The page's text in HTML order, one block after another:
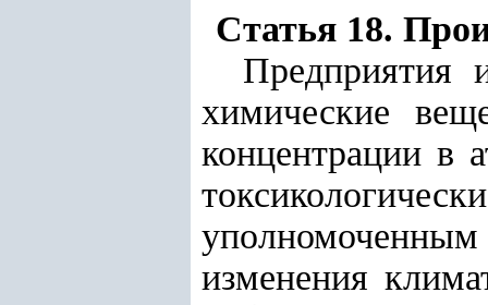
Статья 18.
Предприятия
химические
концентрации в
изменения